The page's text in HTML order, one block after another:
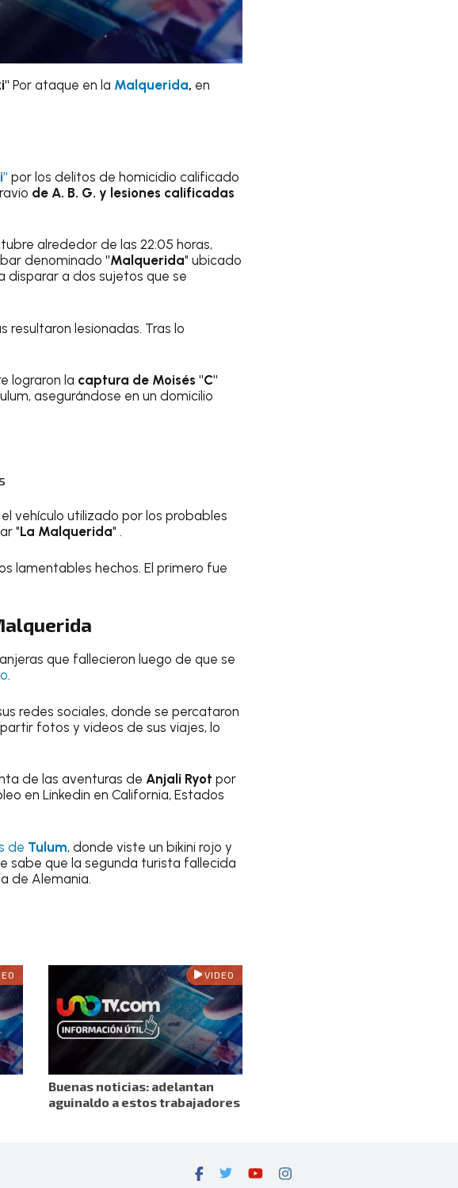
Por ataque en la Malquerida, en
por los delitos de homicidio calificado
de A. B. G. y lesiones calificadas
alrededor de las 22:05 horas,
denominado "Malquerida" ubicado
disparar a dos sujetos que se
resultaron lesionadas. Tras lo
lograron la captura de Moisés "C"
asegurándose en un domicilio
el vehículo utilizado por los probables
"La Malquerida" .
lamentables hechos. El primero fue
que fallecieron luego de que se
.
redes sociales, donde se percataron
fotos y videos de sus viajes, lo
de las aventuras de Anjali Ryot por
en Linkedin en California, Estados
de Tulum, donde viste un bikini rojo y
sabe que la segunda turista fallecida
de Alemania.
VIDEO
Buenas noticias: adelantan
aguinaldo a estos trabajadores